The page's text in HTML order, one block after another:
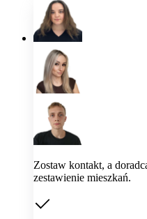
Zostaw kontakt, a
zestawienie mieszkań.